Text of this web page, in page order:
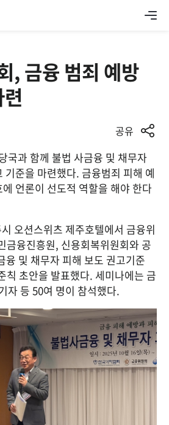
, 금융 범죄 예방
공유
국과 함께 불법 사금융 및 채무자
기준을 마련했다. 금융범죄 피해 예
언론이 선도적 역할을 해야 한다
오션스위츠 제주호텔에서 금융위
금융진흥원, 신용회복위원회와 공
융 및 채무자 피해 보도 권고기준
칙 초안을 발표했다. 세미나에는 금
자 등 50여 명이 참석했다.